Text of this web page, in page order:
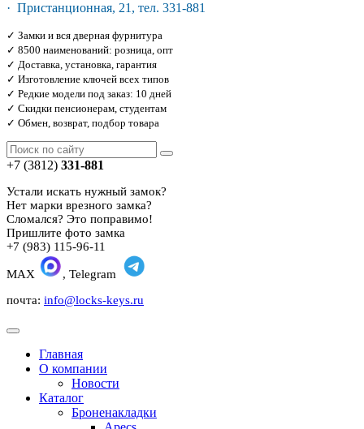
· Пристанционная, 21, тел. 331-881
✓ Замки и вся дверная фурнитура
✓ 8500 наименований: розница, опт
✓ Доставка, установка, гарантия
✓ Изготовление ключей всех типов
✓ Редкие модели под заказ: 10 дней
✓ Скидки пенсионерам, студентам
✓ Обмен, возврат, подбор товара
+7 (3812) 331-881
Устали искать нужный замок?
Нет марки врезного замка?
Сломался? Это поправимо!
Пришлите фото замка
+7 (983) 115-96-11
MAX
, Telegram
почта: info@locks-keys.ru
Главная
О компании
Новости
Каталог
Броненакладки